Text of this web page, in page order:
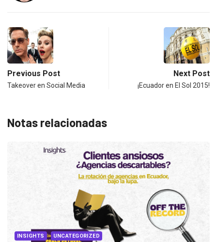
Previous Post
Takeover en Social Media
Next Post
¡Ecuador en El Sol 2015!
Notas relacionadas